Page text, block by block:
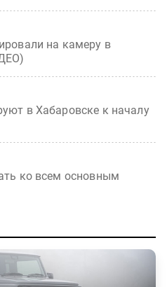
на камеру в
в Хабаровске к началу
ко всем основным